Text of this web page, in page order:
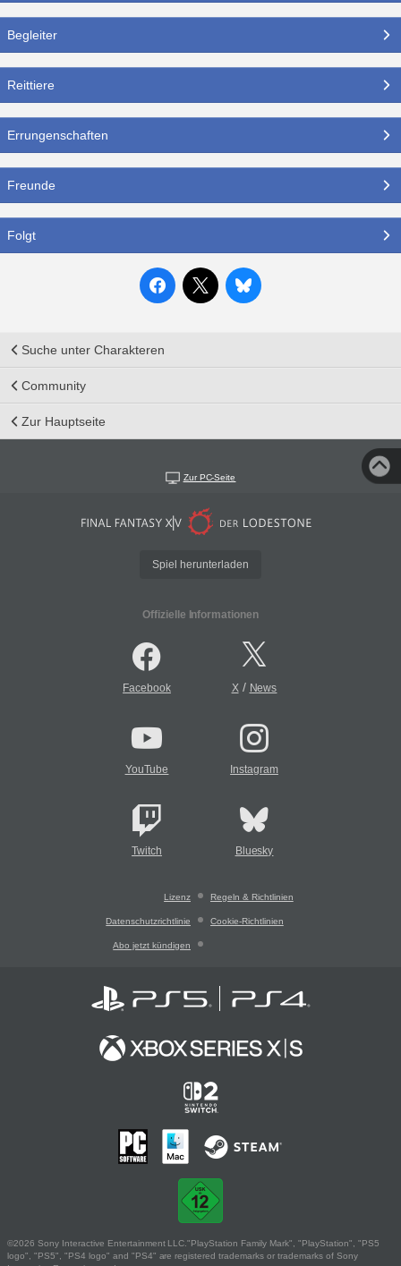
Begleiter
Reittiere
Errungenschaften
Freunde
Folgt
Suche unter Charakteren
Community
Zur Hauptseite
Zur PC-Seite
Spiel herunterladen
Offizielle Informationen
Facebook X/ News
YouTube Instagram
Twitch Bluesky
Lizenz Regeln & Richtlinien
Datenschutzrichtlinie Cookie-Richtlinien
Abo jetzt kündigen
©2026 Sony Interactive Entertainment LLC."PlayStation Family Mark", "PlayStation", "PS5
logo", "PS5", "PS4 logo" and "PS4" are registered trademarks or trademarks of Sony